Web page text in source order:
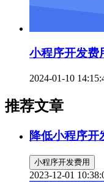
小程序开发费
2024-01-10
推荐文章
降低小程序开
小程序开发费用
2023-12-01